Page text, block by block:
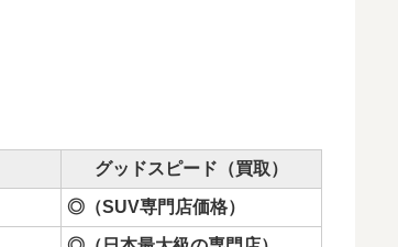
グッドスピード（買取）
◎（SUV専門店価格）